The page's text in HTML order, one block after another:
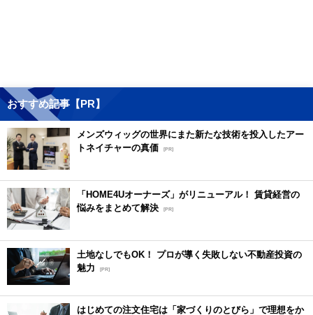
おすすめ記事【PR】
メンズウィッグの世界にまた新たな技術を投入したアー
トネイチャーの真価
[PR]
「HOME4Uオーナーズ」がリニューアル！ 賃貸経営の
悩みをまとめて解決 [PR]
土地なしでもOK！ プロが導く失敗しない不動産投資の
魅力
[PR]
はじめての注文住宅は「家づくりのとびら」で理想をか